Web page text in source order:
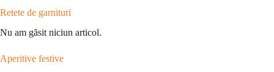
Retete de garnituri
Nu am găsit niciun articol.
Aperitive festive